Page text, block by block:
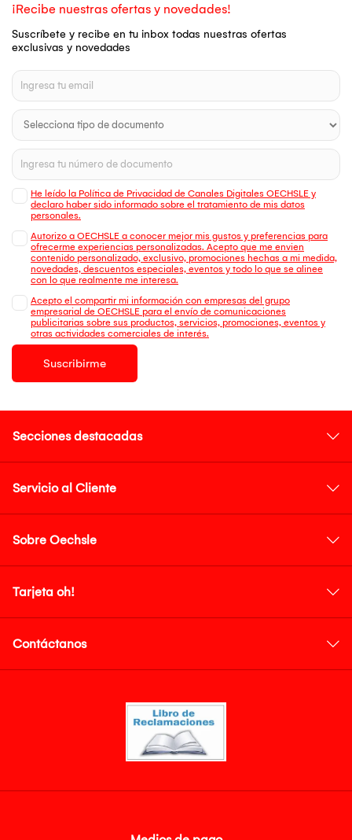
¡Recibe nuestras ofertas y novedades!
Suscríbete y recibe en tu inbox todas nuestras ofertas
exclusivas y novedades
He leído la Política de Privacidad de Canales Digitales OECHSLE y
declaro haber sido informado sobre el tratamiento de mis datos
personales.
Autorizo a OECHSLE a conocer mejor mis gustos y preferencias para
ofrecerme experiencias personalizadas. Acepto que me envien
contenido personalizado, exclusivo, promociones hechas a mi medida,
novedades, descuentos especiales, eventos y todo lo que se alinee
con lo que realmente me interesa.
Acepto el compartir mi información con empresas del grupo
empresarial de OECHSLE para el envío de comunicaciones
publicitarias sobre sus productos, servicios, promociones, eventos y
otras actividades comerciales de interés.
Suscribirme
Secciones destacadas
Servicio al Cliente
Sobre Oechsle
Tarjeta oh!
Contáctanos